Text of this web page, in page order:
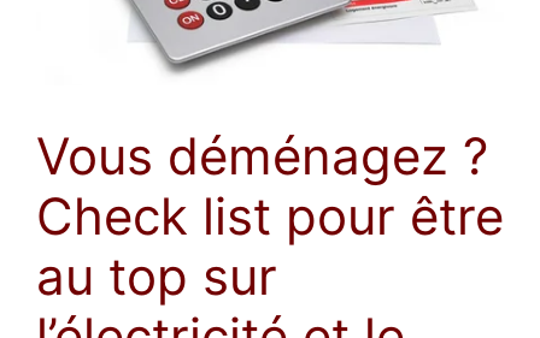
Vous déménagez ?
Check list pour être
au top sur